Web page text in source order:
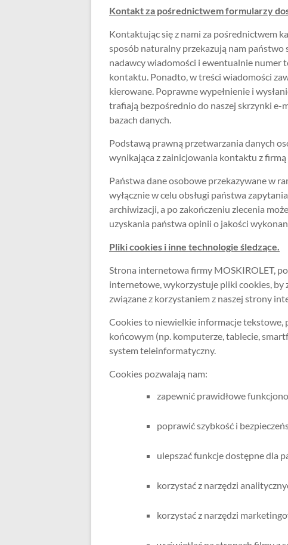
Kontakt za pośrednictwem formularzy
Kontaktując się z nami za pośrednictwem
sposób naturalny przekazują nam państwo
nadawcy wiadomości i ewentualnie numer
kontaktu. Ponadto, w treści wiadomości
kierowane. Poprawne wypełnienie i
trafiają bezpośrednio do naszej skrzynki e-
bazach danych.
Podstawą prawną przetwarzania danych
wynikająca z zainicjowania kontaktu z firmą
Państwa dane osobowe przekazywane w
wyłącznie w celu obsługi państwa
archiwizacji, a po zakończeniu zlecenia
uzyskania państwa opinii o jakości
Pliki cookies i inne technologie śledzące.
Strona internetowa firmy MOSKIROLET,
internetowe, wykorzystuje pliki cookies, by
związane z korzystaniem z naszej strony
Cookies to niewielkie informacje tekstowe,
końcowym (np. komputerze, tablecie,
system teleinformatyczny.
Cookies pozwalają nam:
zapewnić prawidłowe
poprawić szybkość i
ulepszać funkcje dostępne dla
korzystać z narzędzi
korzystać z narzędzi